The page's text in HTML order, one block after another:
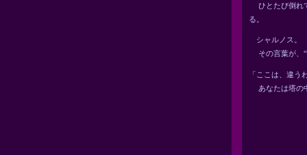
ひとたび倒れ
る。
シャルノス。
その言葉が、“
「ここは、違う
あなたは塔の